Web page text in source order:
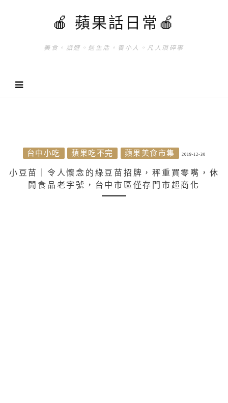
🍎 蘋果話日常🍎
美食。旅遊。過生活。養小人。凡人瑣碎事
台中小吃 蘋果吃不完 蘋果美食市集 2019-12-30
小豆苗｜令人懷念的綠豆苗招牌，秤重買零嘴，休
閒食品老字號，台中市區僅存門市超商化